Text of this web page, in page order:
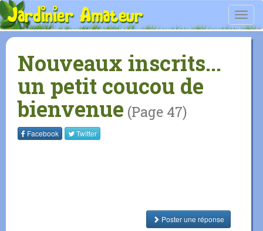
Nouveaux inscrits...
un petit coucou de
bienvenue (Page 47)
Facebook Twitter
Poster une réponse